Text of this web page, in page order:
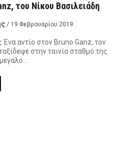
του Νίκου Βασιλειάδη
/ 19 Φεβρουαρίου 2019
Ένα αντίο στον Bruno Ganz, τον
στην ταινία σταθμό της